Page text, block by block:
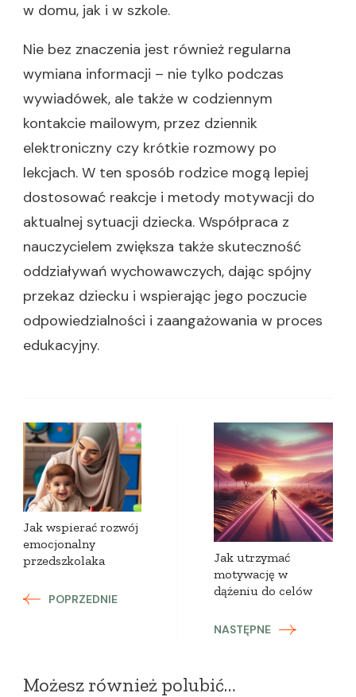
w domu, jak i w szkole.
Nie bez znaczenia jest również regularna
wymiana informacji – nie tylko podczas
wywiadówek, ale także w codziennym
kontakcie mailowym, przez dziennik
elektroniczny czy krótkie rozmowy po
lekcjach. W ten sposób rodzice mogą lepiej
dostosować reakcje i metody motywacji do
aktualnej sytuacji dziecka. Współpraca z
nauczycielem zwiększa także skuteczność
oddziaływań wychowawczych, dając spójny
przekaz dziecku i wspierając jego poczucie
odpowiedzialności i zaangażowania w proces
edukacyjny.
Zobacz
wpisy
Jak wspierać rozwój
emocjonalny
przedszkolaka
POPRZEDNIE
Jak utrzymać
motywację w
dążeniu do celów
NASTĘPNE
Możesz również polubić…